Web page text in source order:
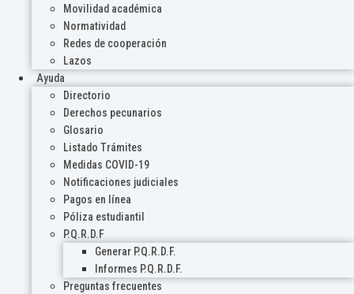
Movilidad académica
Normatividad
Redes de cooperación
Lazos
Ayuda
Directorio
Derechos pecunarios
Glosario
Listado Trámites
Medidas COVID-19
Notificaciones judiciales
Pagos en línea
Póliza estudiantil
P.Q.R.D.F
Generar P.Q.R.D.F.
Informes P.Q.R.D.F.
Preguntas frecuentes